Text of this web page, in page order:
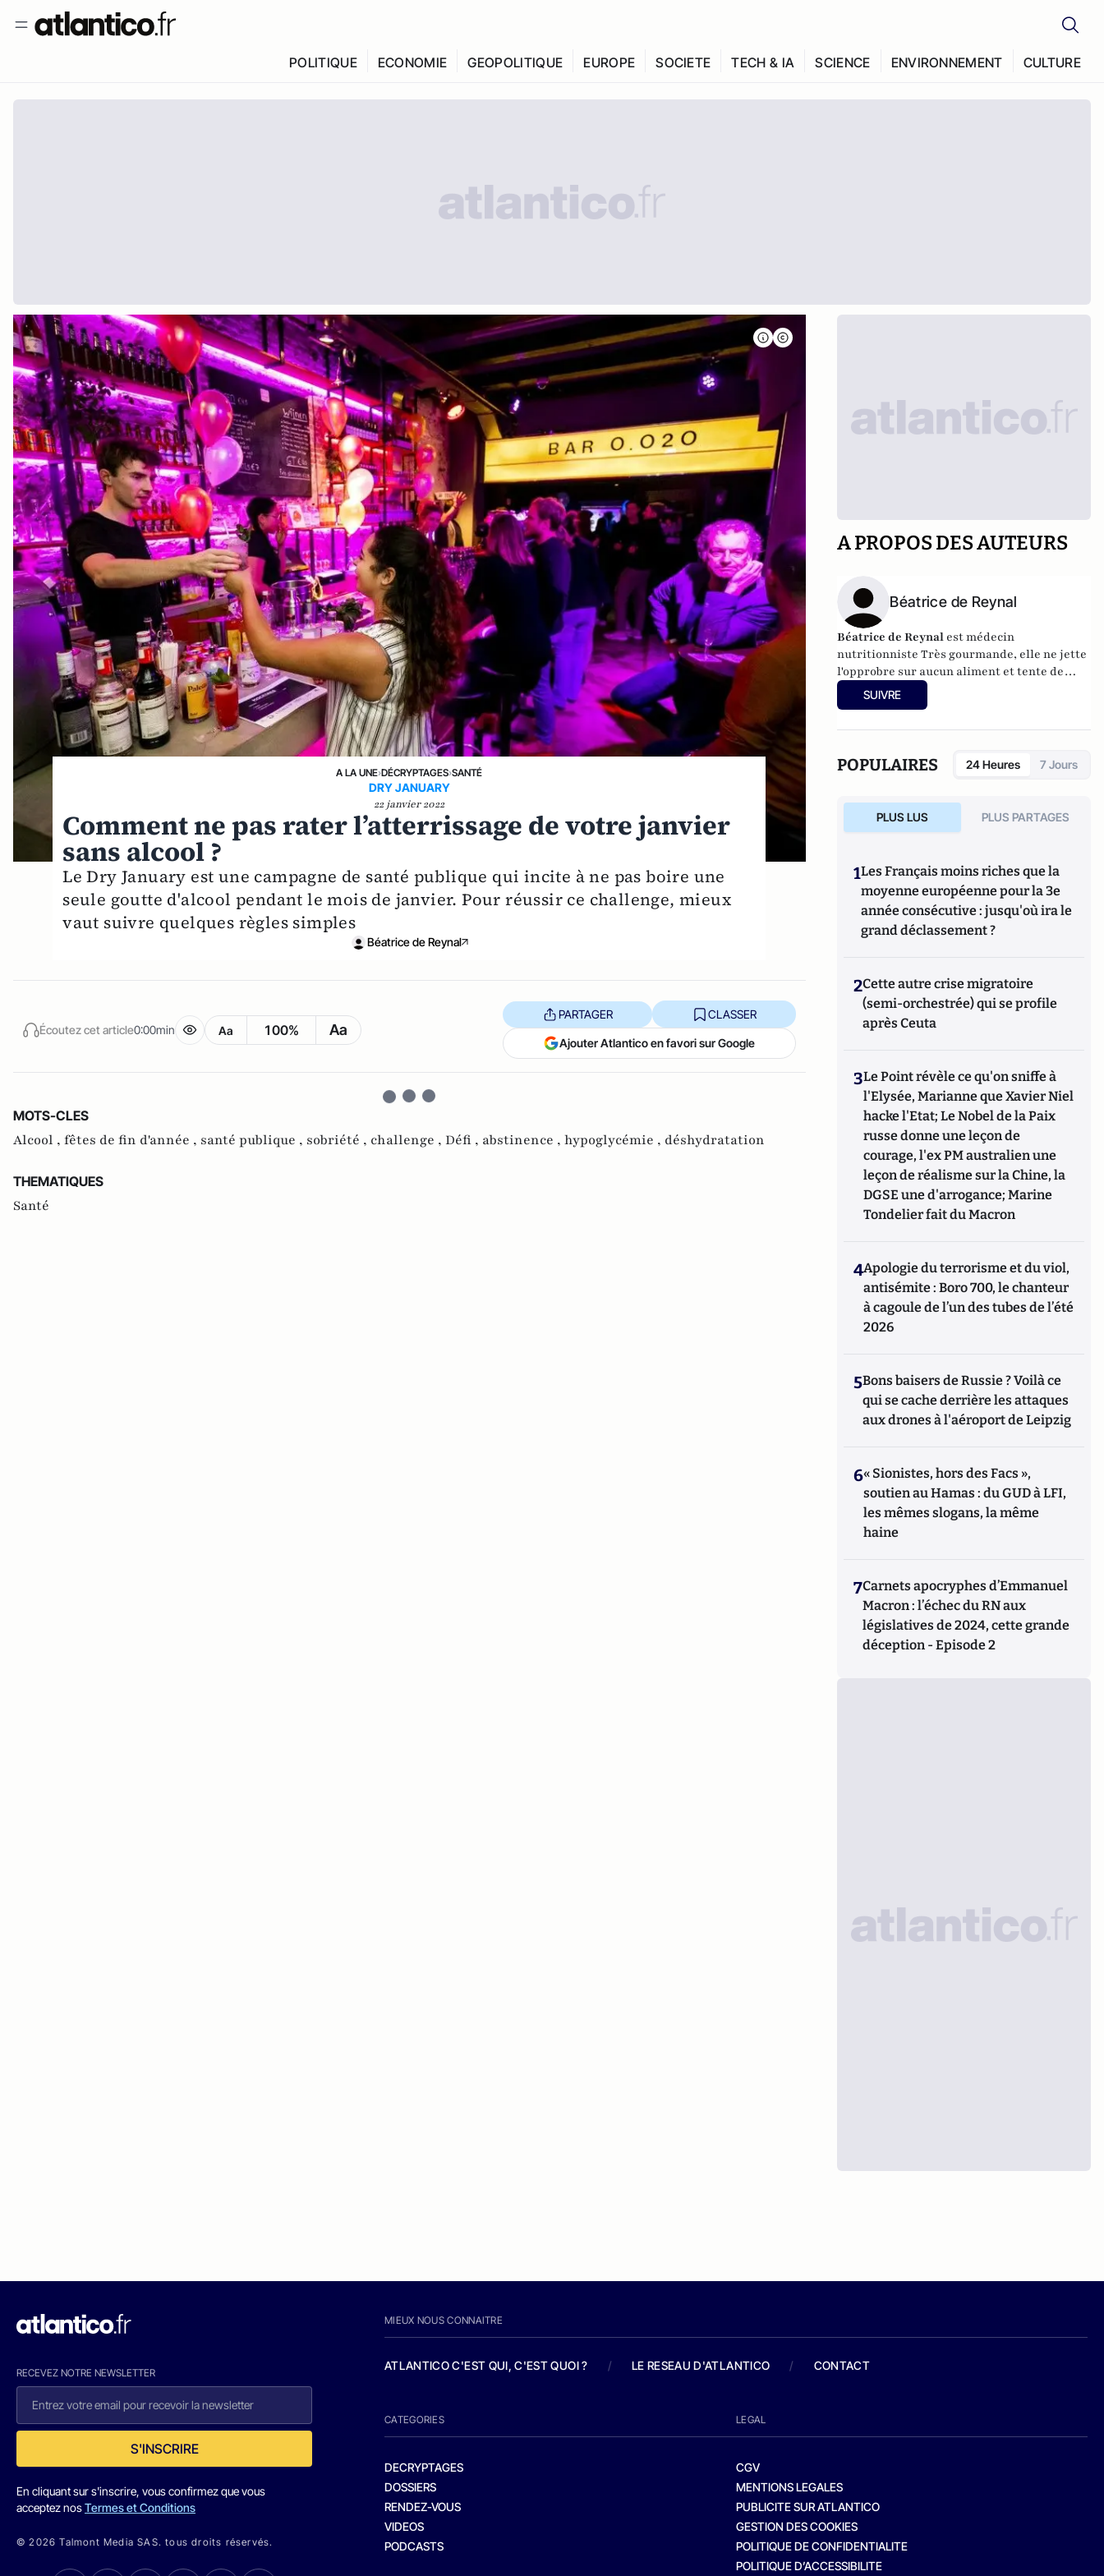
POLITIQUE ECONOMIE GEOPOLITIQUE EUROPE SOCIETE TECH & IA SCIENCE ENVIRONNEMENT CULTURE
A LA UNE›DÉCRYPTAGES›SANTÉ
DRY JANUARY
22 janvier 2022
Comment ne pas rater l’atterrissage de votre janvier
sans alcool ?
Le Dry January est une campagne de santé publique qui incite à ne pas boire une
seule goutte d'alcool pendant le mois de janvier. Pour réussir ce challenge, mieux
vaut suivre quelques règles simples
Béatrice de Reynal
Écoutez cet article0:00min Aa 100% Aa
PARTAGER CLASSER
Ajouter Atlantico en favori sur Google
MOTS-CLES
Alcool , fêtes de fin d'année , santé publique , sobriété , challenge , Défi , abstinence , hypoglycémie , déshydratation
THEMATIQUES
Santé
A PROPOS DES AUTEURS
Béatrice de Reynal
Béatrice de Reynal est médecin
nutritionniste Très gourmande, elle ne jette
l'opprobre sur aucun aliment et tente de
faire partager ses idées de nutrition
inspirante. Elle est par ailleurs l'auteur du
SUIVRE
POPULAIRES 24 Heures 7 Jours
PLUS LUS PLUS PARTAGES
1Les Français moins riches que la
moyenne européenne pour la 3e
année consécutive : jusqu'où ira le
grand déclassement ?
2Cette autre crise migratoire
(semi-orchestrée) qui se profile
après Ceuta
3Le Point révèle ce qu'on sniffe à
l'Elysée, Marianne que Xavier Niel
hacke l'Etat; Le Nobel de la Paix
russe donne une leçon de
courage, l'ex PM australien une
leçon de réalisme sur la Chine, la
DGSE une d'arrogance; Marine
Tondelier fait du Macron
4Apologie du terrorisme et du viol,
antisémite : Boro 700, le chanteur
à cagoule de l’un des tubes de l’été
2026
5Bons baisers de Russie ? Voilà ce
qui se cache derrière les attaques
aux drones à l'aéroport de Leipzig
6« Sionistes, hors des Facs »,
soutien au Hamas : du GUD à LFI,
les mêmes slogans, la même
haine
7Carnets apocryphes d’Emmanuel
Macron : l’échec du RN aux
législatives de 2024, cette grande
déception - Episode 2
RECEVEZ NOTRE NEWSLETTER
S'INSCRIRE
En cliquant sur s'inscrire, vous confirmez que vous
acceptez nosTermes et Conditions
© 2026 Talmont Media SAS. tous droits réservés.
MIEUX NOUS CONNAITRE
ATLANTICO C'EST QUI, C'EST QUOI ? / LE RESEAU D'ATLANTICO / CONTACT
CATEGORIES
DECRYPTAGES
DOSSIERS
RENDEZ-VOUS
VIDEOS
PODCASTS
LEGAL
CGV
MENTIONS LEGALES
PUBLICITE SUR ATLANTICO
GESTION DES COOKIES
POLITIQUE DE CONFIDENTIALITE
POLITIQUE D’ACCESSIBILITE